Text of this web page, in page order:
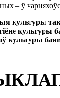
– ў
культуры
культуры